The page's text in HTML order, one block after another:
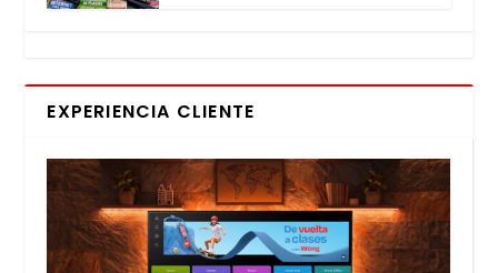
EXPERIENCIA CLIENTE